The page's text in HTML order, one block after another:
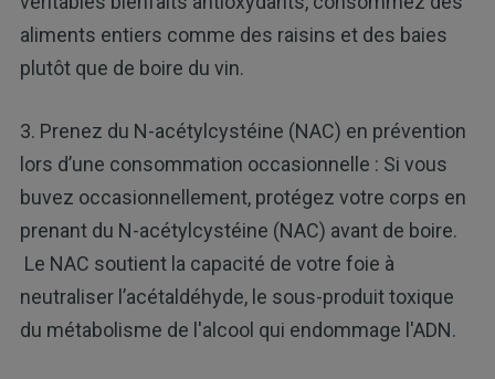
aliments entiers comme des raisins et des baies
plutôt que de boire du vin.
3. Prenez du N-acétylcystéine (NAC) en prévention
lors d’une consommation occasionnelle : Si vous
buvez occasionnellement, protégez votre corps en
prenant du N-acétylcystéine (NAC) avant de boire.
Le NAC soutient la capacité de votre foie à
neutraliser l’acétaldéhyde, le sous-produit toxique
du métabolisme de l'alcool qui endommage l'ADN.